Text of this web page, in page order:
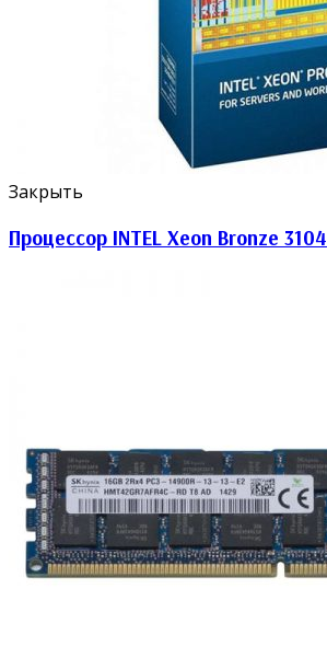
Закрыть
Процессор INTEL Xeon Bronze 3104